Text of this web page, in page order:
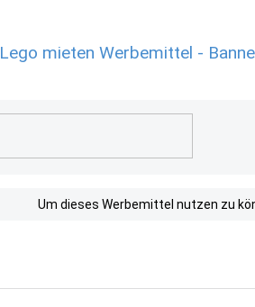
Lego mieten Werbemittel -
Um dieses Werbemittel nutzen zu